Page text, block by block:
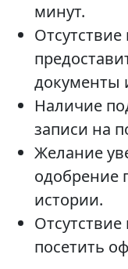
минут.
документы
Наличие
записи на
Желание
одобрение
истории.
посетить